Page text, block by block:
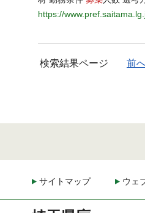
https://
検索結果ページ 前
サイトマップ ウェ